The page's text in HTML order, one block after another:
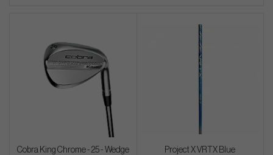
Cobra King Chrome - 25 - Wedge
Project X VRTX Blue